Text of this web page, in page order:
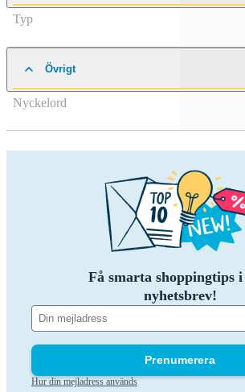
Typ
Övrigt
Nyckelord
Få smarta shoppingtips
nyhetsbrev!
Prenumerera
Hur din mejladress används